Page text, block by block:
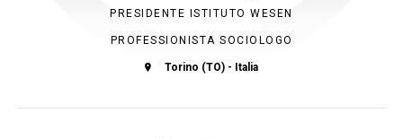
PRESIDENTE ISTITUTO WESEN
PROFESSIONISTA SOCIOLOGO
Torino (TO) - Italia